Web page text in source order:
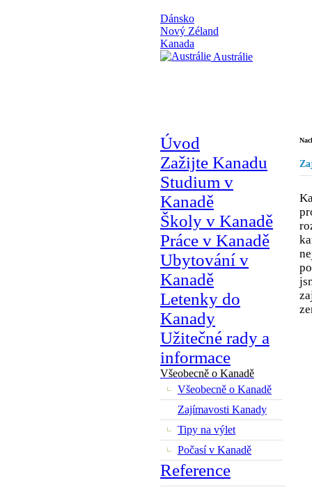
Dánsko
Nový Zéland
Kanada
Austrálie
Úvod
Zažijte Kanadu
Studium v
Kanadě
Školy v Kanadě
Práce v Kanadě
Ubytování v
Kanadě
Letenky do
Kanady
Užitečné rady a
informace
Všeobecně o Kanadě
Všeobecně o Kanadě
Zajímavosti Kanady
Tipy na výlet
Počasí v Kanadě
Reference